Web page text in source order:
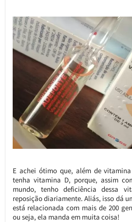
E achei ótimo que, além de
tenha vitamina D, porque, assim
mundo, tenho deficiência dessa
reposição diariamente. Aliás, isso dá
está relacionada com mais de 200
ou seja, ela manda em muita coisa!